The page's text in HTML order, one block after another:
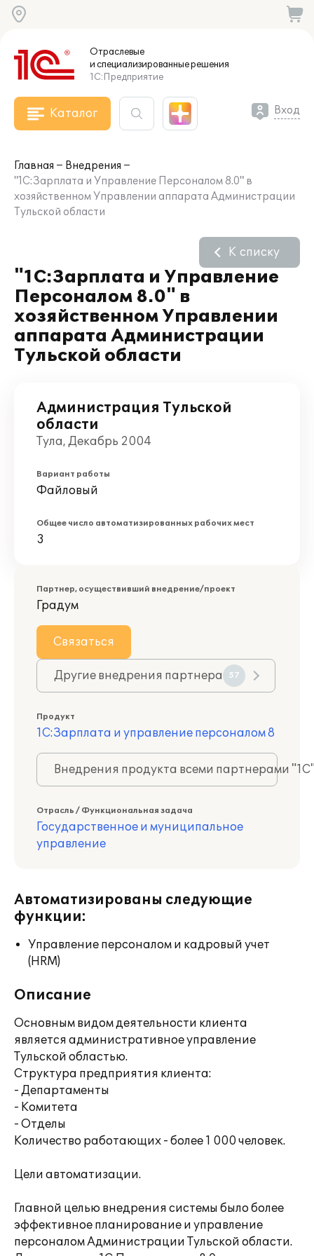
Отраслевые
и специализированныерешения
1С:Предприятие
Каталог Вход
Главная
Внедрения
"1С:Зарплата и Управление Персоналом 8.0" в
хозяйственном Управлении аппарата Администрации
Тульской области
"1С:Зарплата и Управление
Персоналом 8.0" в
хозяйственном Управлении
аппарата Администрации
Тульской области
К списку
Администрация Тульской
области
Тула, Декабрь 2004
Вариант работы
Файловый
Общее число автоматизированных рабочих мест
3
Партнер, осуществивший внедрение/проект
Градум
Связаться
Другие внедрения партнера 57
Продукт
1С:Зарплата и управление персоналом 8
Внедрения продукта всеми партнерами
Отрасль / Функциональная задача
Государственное и муниципальное
управление
Автоматизированы следующие
функции:
Управление персоналом и кадровый учет
(HRM)
Описание
Основным видом деятельности клиента
является административное управление
Тульской областью.
Структура предприятия клиента:
- Департаменты
- Комитета
- Отделы
Количество работающих - более 1 000 человек.
Цели автоматизации.
Главной целью внедрения системы было более
эффективное планирование и управление
персоналом Администрации Тульской области.